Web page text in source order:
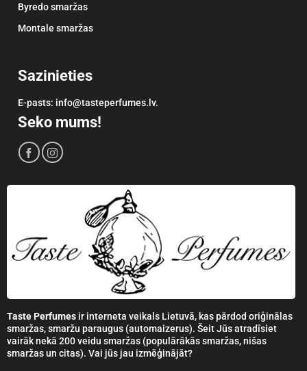
Byredo smaržas
Montale smaržas
Sazinieties
E-pasts: info@tasteperfumes.lv.
Seko mums!
Taste Perfumesir interneta veikals Lietuvā, kas pārdod oriģinālas
smaržas, smaržu paraugus (automaizerus). Šeit Jūs atradīsiet
vairāk nekā 200 veidu smaržas (populārākās smaržas, nišas
smaržas un citas). Vai jūs jau izmēģinājāt?